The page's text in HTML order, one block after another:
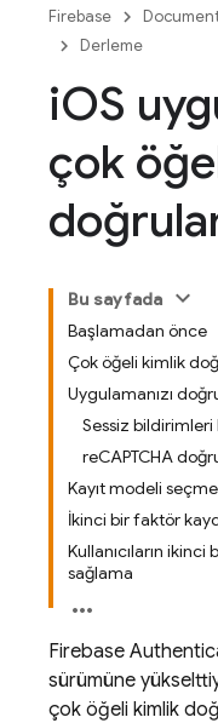
Firebase
Derleme
iOS
çok
Bu sayfada
Başlamadan önce
Çok öğeli kimlik
Uygulamanızı
Sessiz
reCAPTCHA
Kayıt modeli seçme
İkinci bir faktör
Kullanıcıların
sağlama
Firebase
sürümüne
çok öğeli kimlik